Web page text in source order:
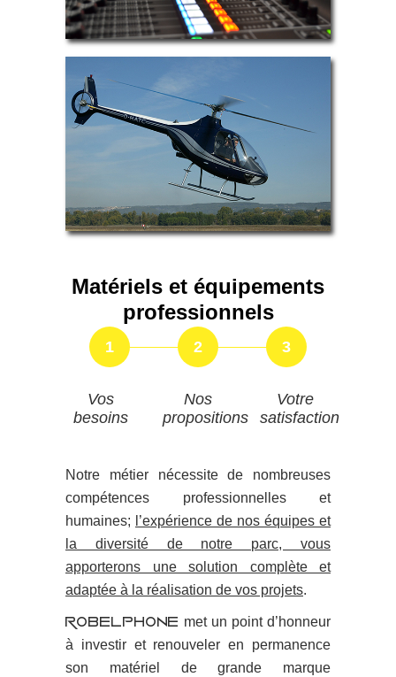
AVENTURE
Matériels et équipements
professionnels
1 2 3
Vos
besoins
Nos
propositions
Votre
satisfaction
Notre métier nécessite de nombreuses
compétences professionnelles et
humaines;
l’expérience de nos équipes et
la diversité de notre parc, vous
apporterons une solution complète et
adaptée à la réalisation de vos projets.
Robelphone met un point d’honneur
à investir et renouveler en permanence
son matériel de grande marque